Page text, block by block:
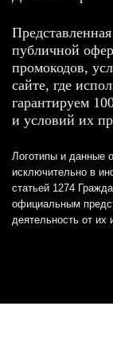
публичной
промокодов,
сайте, где
гарантируем
и условий их
Логотипы и данные
исключительно в
статьей 1274
официальным
деятельность от их